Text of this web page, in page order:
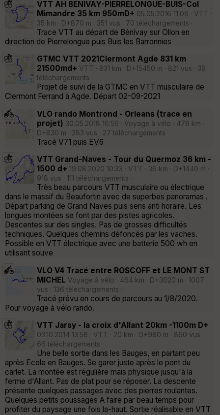
VTT AH BENIVAY-PIERRELONGUE-BUIS-Col
Mimandre 35 km 950mD+ 05.05.2016 11:08 · VTT ·
35 km · D+870 m · 351 vus · 70 téléchargements ·
Trace VTT au départ de Bénivay sur Ollon en
direction de Pierrelongue puis Buis les Barronnies
GTMC VTT 2021Clermont Agde 831 km
21500md+ VTT · 831 km · D+15450 m · 821 vus · 39
téléchargements ·
Projet de suivi de la GTMC en VTT musculaire de
Clermont Ferrand à Agde. Départ 02-09-2021
VLO rando Montrond - Orleans (trace en
projet) 30.05.2018 16:56 · Voyage à vélo · 479 km ·
D+830 m · 283 vus · 27 téléchargements ·
Tracé V71 puis EV6
VTT Grand-Naves - Tour du Quermoz 36 km -
1500 d+ 19.08.2020 10:33 · VTT · 36 km · D+1440 m ·
918 vus · 111 téléchargements ·
Très beau parcours VTT musculaire ou électrique
dans le massif du Beaufortin avec de superbes panoramas .
Départ parking de Grand Naves puis sens anti horaire. Les
longues montées se font par des pistes agricoles.
Descentes sur des singles. Pas de grosses difficultés
techniques. Quelques chemins défoncés par les vaches.
Possible en VTT électrique avec une batterie 500 wh en
utilisant souve
VLO V4 Tracé entre ROSCOFF et LE MONT ST
MICHEL Voyage à vélo · 464 km · D+3020 m · 1007
vus · 136 téléchargements ·
Tracé prévu en cours de parcours au 1/8/2020.
Pour voyage à vélo rando.
VTT Jarsy - la croix d'Allant 20km -1100m D+
03.10.2014 13:58 · VTT · 20 km · D+980 m · 860 vus ·
66 téléchargements ·
Une belle sortie dans les Bauges, en partant peu
après Ecole en Bauges. Se garer juste après le pont du
carlet. La montée est régulière mais physique jusqu'à la
ferme d'Allant. Pas de plat pour se réposer. La descente
présente quelques passages avec des pierres roulantes.
Quelques petits poussages A faire par beau temps pour
profiter du paysage une fois la-haut. Sortie réalisable en VTT